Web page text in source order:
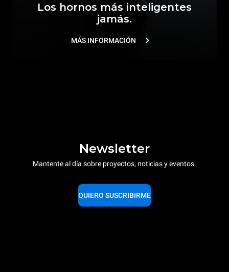
Los hornos más inteligentes
jamás.
MÁS INFORMACIÓN
Newsletter
Mantente al día sobre proyectos, noticias y eventos.
QUIERO SUSCRIBIRME